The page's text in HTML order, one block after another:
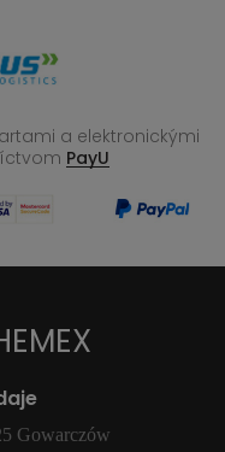
a elektronickými
PayU
Gowarczów